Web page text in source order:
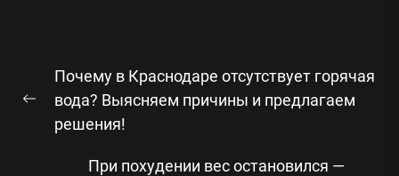
по
записям
Предыдущая
запись:
Почему в Краснодаре отсутствует горячая
вода? Выясняем причины и предлагаем
решения!
При похудении вес остановился —